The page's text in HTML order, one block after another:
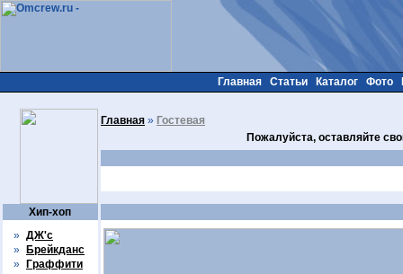
Хип-хоп
» ДЖ'с
»
Брейкданс
»
Граффити
Главная Статьи Каталог Фото
Главная » Гостевая
Пожалуйста, оставляйте